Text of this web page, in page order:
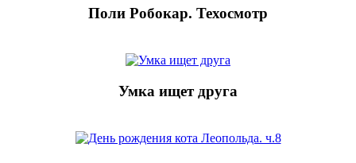
Поли Робокар. Техосмотр
Умка ищет друга